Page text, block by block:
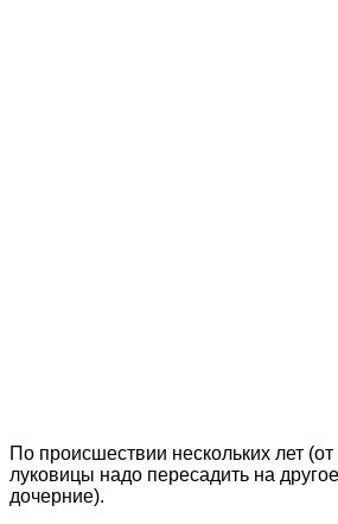
По происшествии нескольких лет
луковицы надо пересадить на
дочерние).